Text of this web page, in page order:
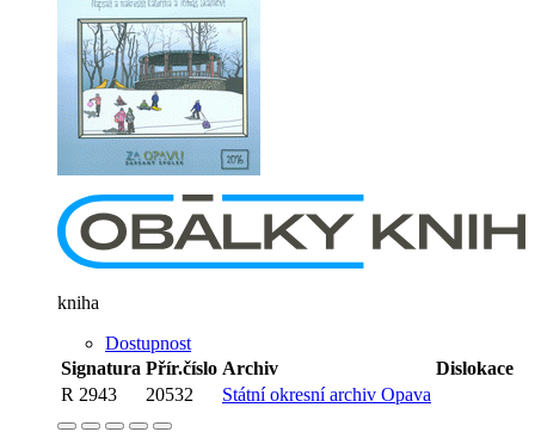
kniha
Dostupnost
Signatura Přír.číslo Archiv
Dislokace
R 2943
20532 Státní okresní archiv Opava